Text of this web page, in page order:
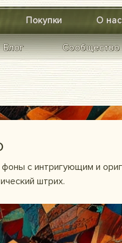
Покупки О нас
Блог Сообщество
с интригующим и
штрих.